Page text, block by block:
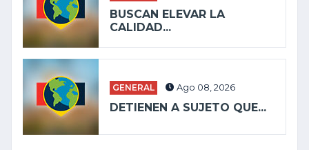
BUSCAN ELEVAR LA
CALIDAD...
GENERAL Ago 08, 2026
DETIENEN A SUJETO QUE...